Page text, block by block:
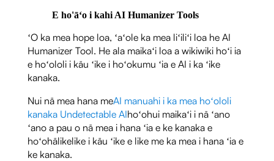
E ho'āʻo i kahi AI Humanizer Tools
ʻO ka mea hope loa, ʻaʻole ka mea liʻiliʻi loa he AI ​​
Humanizer Tool. He ala maikaʻi loa a wikiwiki hoʻi ia
e hoʻololi i kāu ʻike i hoʻokumu ʻia e AI i ka ʻike
kanaka.
Nui nā mea hana meAI manuahi i ka mea hoʻololi
kanaka Undetectable AIhoʻohui maikaʻi i nā ʻano
ʻano a pau o nā mea i hana ʻia e ke kanaka e
hoʻohālikelike i kāu ʻike e like me ka mea i hana ʻia e
ke kanaka.